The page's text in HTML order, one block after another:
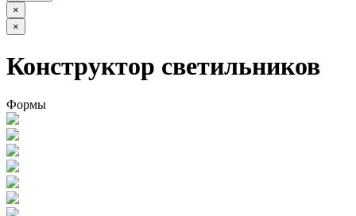
×
×
Конструктор светильников
Формы